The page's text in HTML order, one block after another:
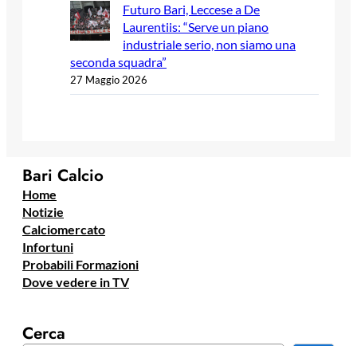
Futuro Bari, Leccese a De
Laurentiis: “Serve un piano
industriale serio, non siamo una
seconda squadra”
27 Maggio 2026
Bari Calcio
Home
Notizie
Calciomercato
Infortuni
Probabili Formazioni
Dove vedere in TV
Cerca